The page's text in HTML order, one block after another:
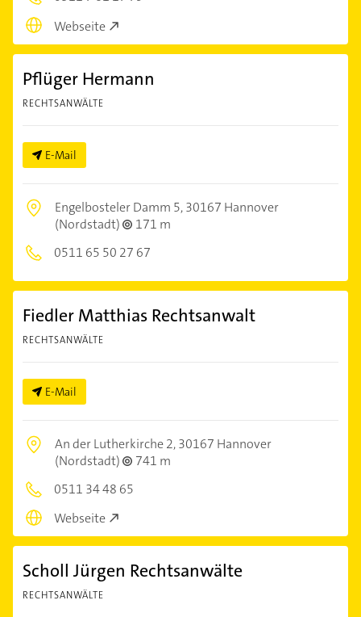
Webseite
Pflüger Hermann
RECHTSANWÄLTE
E-Mail
Engelbosteler Damm 5,30167 Hannover
(Nordstadt)
171 m
0511 65 50 27 67
Fiedler Matthias Rechtsanwalt
RECHTSANWÄLTE
E-Mail
An der Lutherkirche 2,30167 Hannover
(Nordstadt)
741 m
0511 34 48 65
Webseite
Scholl Jürgen Rechtsanwälte
RECHTSANWÄLTE